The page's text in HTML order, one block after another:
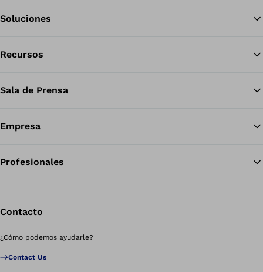
Soluciones
Recursos
Sala de Prensa
Empresa
Profesionales
Contacto
¿Cómo podemos ayudarle?
Contact Us